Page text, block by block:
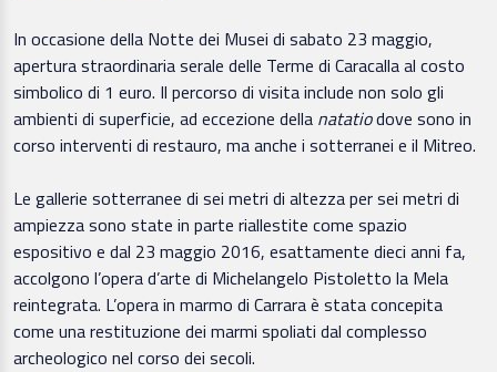
In occasione della Notte dei Musei di sabato 23 maggio,
apertura straordinaria serale delle Terme di Caracalla al costo
simbolico di 1 euro. Il percorso di visita include non solo gli
ambienti di superficie, ad eccezione della natatiodove sono in
corso interventi di restauro, ma anche i sotterranei e il Mitreo.
Le gallerie sotterranee di sei metri di altezza per sei metri di
ampiezza sono state in parte riallestite come spazio
espositivo e dal 23 maggio 2016, esattamente dieci anni fa,
accolgono l’opera d’arte di Michelangelo Pistoletto la Mela
reintegrata. L’opera in marmo di Carrara è stata concepita
come una restituzione dei marmi spoliati dal complesso
archeologico nel corso dei secoli.